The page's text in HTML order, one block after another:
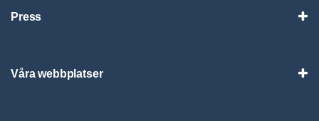
Press
Våra webbplatser